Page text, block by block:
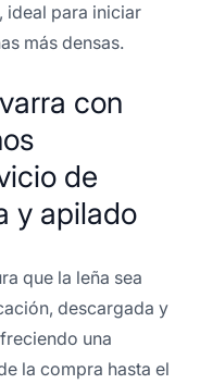
ideal para iniciar
más densas.
con
de
y apilado
que la leña sea
descargada y
una
la compra hasta el